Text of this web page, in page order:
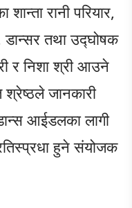
रानी परियार,
डान्सर तथा उद्घोषक
र निशा श्री आउने
जानकारी
आईडलका लागी
हुने संयोजक